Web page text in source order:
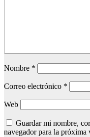
Nombre *
Correo electrónico *
Web
Guardar mi nombre,
navegador para la próxima